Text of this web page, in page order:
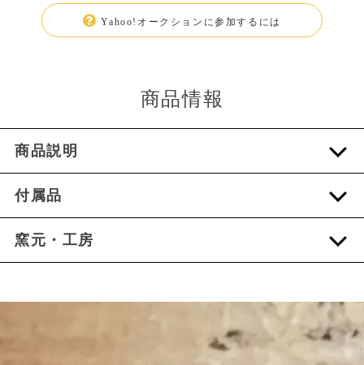
Yahoo!オークションに参加するには
商品情報
商品説明
付属品
窯元・工房